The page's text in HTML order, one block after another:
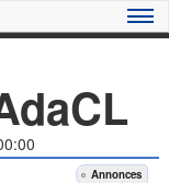
Annonces